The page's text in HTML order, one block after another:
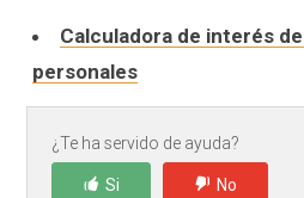
Calculadora de interés
personales
¿Te ha servido de ayuda?
Si No